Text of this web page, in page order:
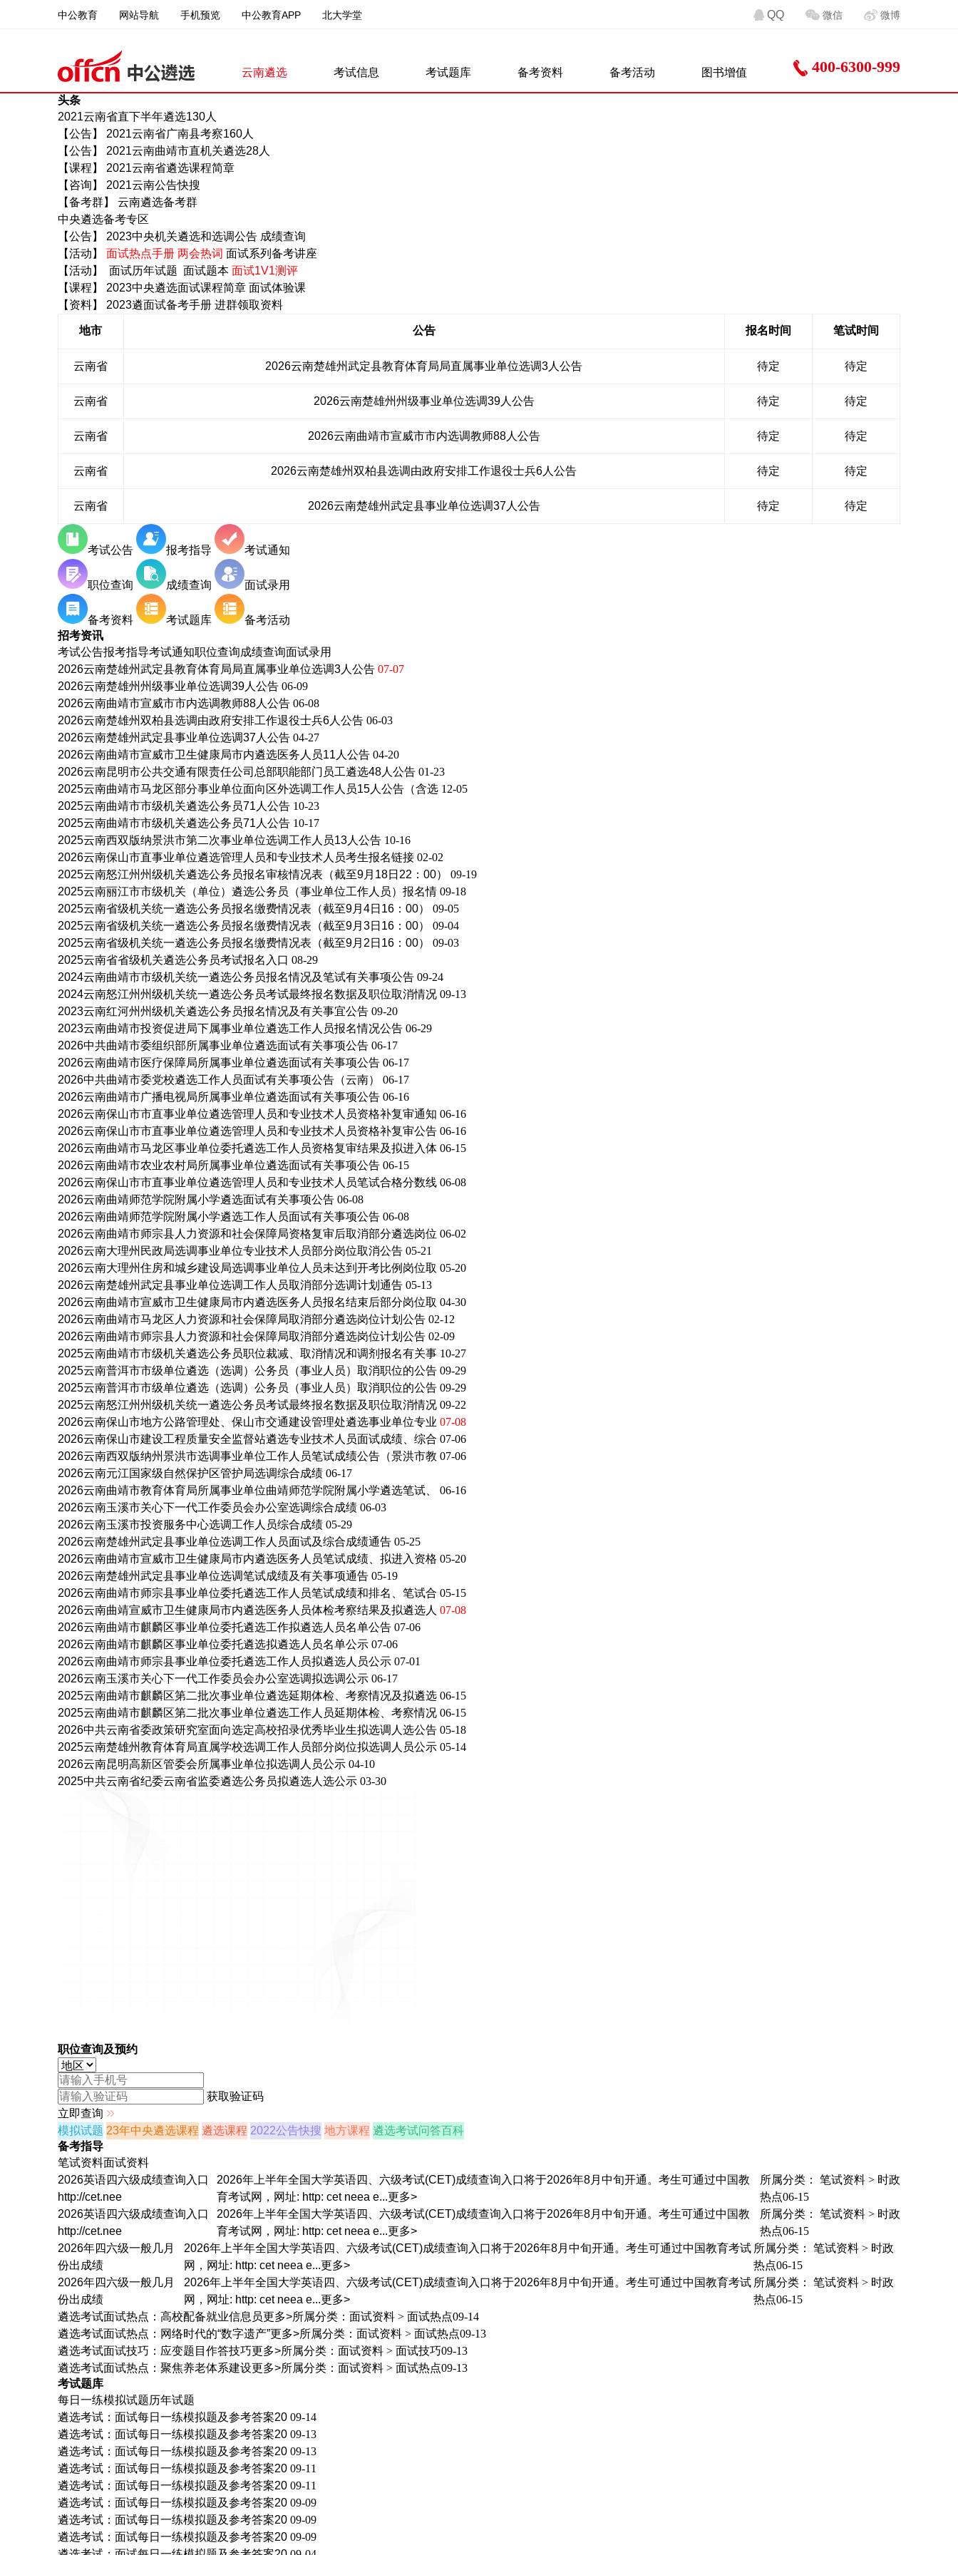
中公教育 网站导航 手机预览 中公教育APP 北大学堂 QQ 微信 微博
云南遴选 考试信息 考试题库 备考资料 备考活动 图书增值 400-6300-999
头条
2021云南省直下半年遴选130人
【公告】
2021云南省广南县考察160人
【公告】
2021云南曲靖市直机关遴选28人
【课程】
2021云南省遴选课程简章
【咨询】
2021云南公告快搜
【备考群】
云南遴选备考群
中央遴选备考专区
【公告】
2023中央机关遴选和选调公告成绩查询
【活动】
面试热点手册 两会热词 面试系列备考讲座
【活动】
面试历年试题 面试题本 面试1V1测评
【课程】
2023中央遴选面试课程简章 面试体验课
【资料】
2023遴面试备考手册 进群领取资料
地市 公告 报名时间 笔试时间
云南省 2026云南楚雄州武定县教育体育局局直属事业单位选调3人公告 待定 待定
云南省 2026云南楚雄州州级事业单位选调39人公告 待定 待定
云南省 2026云南曲靖市宣威市市内选调教师88人公告 待定 待定
云南省 2026云南楚雄州双柏县选调由政府安排工作退役士兵6人公告 待定 待定
云南省 2026云南楚雄州武定县事业单位选调37人公告 待定 待定
考试公告 报考指导 考试通知
职位查询 成绩查询 面试录用
备考资料 考试题库
备考活动
招考资讯
考试公告报考指导考试通知职位查询成绩查询面试录用
2026云南楚雄州武定县教育体育局局直属事业单位选调3人公告 07-07
2026云南楚雄州州级事业单位选调39人公告 06-09
2026云南曲靖市宣威市市内选调教师88人公告 06-08
2026云南楚雄州双柏县选调由政府安排工作退役士兵6人公告 06-03
2026云南楚雄州武定县事业单位选调37人公告 04-27
2026云南曲靖市宣威市卫生健康局市内遴选医务人员11人公告 04-20
2026云南昆明市公共交通有限责任公司总部职能部门员工遴选48人公告 01-23
2025云南曲靖市马龙区部分事业单位面向区外选调工作人员15人公告（含选 12-05
2025云南曲靖市市级机关遴选公务员71人公告 10-23
2025云南曲靖市市级机关遴选公务员71人公告 10-17
2025云南西双版纳景洪市第二次事业单位选调工作人员13人公告 10-16
2026云南保山市直事业单位遴选管理人员和专业技术人员考生报名链接 02-02
2025云南怒江州州级机关遴选公务员报名审核情况表（截至9月18日22：00）
09-19
2025云南丽江市市级机关（单位）遴选公务员（事业单位工作人员）报名情 09-18
2025云南省级机关统一遴选公务员报名缴费情况表（截至9月4日16：00）
09-05
2025云南省级机关统一遴选公务员报名缴费情况表（截至9月3日16：00）
09-04
2025云南省级机关统一遴选公务员报名缴费情况表（截至9月2日16：00）
09-03
2025云南省省级机关遴选公务员考试报名入口 08-29
2024云南曲靖市市级机关统一遴选公务员报名情况及笔试有关事项公告 09-24
2024云南怒江州州级机关统一遴选公务员考试最终报名数据及职位取消情况 09-13
2023云南红河州州级机关遴选公务员报名情况及有关事宜公告 09-20
2023云南曲靖市投资促进局下属事业单位遴选工作人员报名情况公告 06-29
2026中共曲靖市委组织部所属事业单位遴选面试有关事项公告 06-17
2026云南曲靖市医疗保障局所属事业单位遴选面试有关事项公告 06-17
2026中共曲靖市委党校遴选工作人员面试有关事项公告（云南）
06-17
2026云南曲靖市广播电视局所属事业单位遴选面试有关事项公告 06-16
2026云南保山市市直事业单位遴选管理人员和专业技术人员资格补复审通知 06-16
2026云南保山市市直事业单位遴选管理人员和专业技术人员资格补复审公告 06-16
2026云南曲靖市马龙区事业单位委托遴选工作人员资格复审结果及拟进入体 06-15
2026云南曲靖市农业农村局所属事业单位遴选面试有关事项公告 06-15
2026云南保山市市直事业单位遴选管理人员和专业技术人员笔试合格分数线 06-08
2026云南曲靖师范学院附属小学遴选面试有关事项公告 06-08
2026云南曲靖师范学院附属小学遴选工作人员面试有关事项公告 06-08
2026云南曲靖市师宗县人力资源和社会保障局资格复审后取消部分遴选岗位 06-02
2026云南大理州民政局选调事业单位专业技术人员部分岗位取消公告 05-21
2026云南大理州住房和城乡建设局选调事业单位人员未达到开考比例岗位取 05-20
2026云南楚雄州武定县事业单位选调工作人员取消部分选调计划通告 05-13
2026云南曲靖市宣威市卫生健康局市内遴选医务人员报名结束后部分岗位取 04-30
2026云南曲靖市马龙区人力资源和社会保障局取消部分遴选岗位计划公告 02-12
2026云南曲靖市师宗县人力资源和社会保障局取消部分遴选岗位计划公告 02-09
2025云南曲靖市市级机关遴选公务员职位裁减、取消情况和调剂报名有关事 10-27
2025云南普洱市市级单位遴选（选调）公务员（事业人员）取消职位的公告 09-29
2025云南普洱市市级单位遴选（选调）公务员（事业人员）取消职位的公告 09-29
2025云南怒江州州级机关统一遴选公务员考试最终报名数据及职位取消情况 09-22
2026云南保山市地方公路管理处、保山市交通建设管理处遴选事业单位专业 07-08
2026云南保山市建设工程质量安全监督站遴选专业技术人员面试成绩、综合 07-06
2026云南西双版纳州景洪市选调事业单位工作人员笔试成绩公告（景洪市教 07-06
2026云南元江国家级自然保护区管护局选调综合成绩 06-17
2026云南曲靖市教育体育局所属事业单位曲靖师范学院附属小学遴选笔试、
06-16
2026云南玉溪市关心下一代工作委员会办公室选调综合成绩 06-03
2026云南玉溪市投资服务中心选调工作人员综合成绩 05-29
2026云南楚雄州武定县事业单位选调工作人员面试及综合成绩通告 05-25
2026云南曲靖市宣威市卫生健康局市内遴选医务人员笔试成绩、拟进入资格 05-20
2026云南楚雄州武定县事业单位选调笔试成绩及有关事项通告 05-19
2026云南曲靖市师宗县事业单位委托遴选工作人员笔试成绩和排名、笔试合 05-15
2026云南曲靖宣威市卫生健康局市内遴选医务人员体检考察结果及拟遴选人 07-08
2026云南曲靖市麒麟区事业单位委托遴选工作拟遴选人员名单公告 07-06
2026云南曲靖市麒麟区事业单位委托遴选拟遴选人员名单公示 07-06
2026云南曲靖市师宗县事业单位委托遴选工作人员拟遴选人员公示 07-01
2026云南玉溪市关心下一代工作委员会办公室选调拟选调公示 06-17
2025云南曲靖市麒麟区第二批次事业单位遴选延期体检、考察情况及拟遴选 06-15
2025云南曲靖市麒麟区第二批次事业单位遴选工作人员延期体检、考察情况 06-15
2026中共云南省委政策研究室面向选定高校招录优秀毕业生拟选调人选公告 05-18
2025云南楚雄州教育体育局直属学校选调工作人员部分岗位拟选调人员公示 05-14
2026云南昆明高新区管委会所属事业单位拟选调人员公示 04-10
2025中共云南省纪委云南省监委遴选公务员拟遴选人选公示 03-30
职位查询及预约
获取验证码
立即查询
模拟试题 23年中央遴选课程 遴选课程 2022公告快搜 地方课程 遴选考试问答百科
备考指导
笔试资料面试资料
2026英语四六级成绩查询入口
http://cet.nee
2026年上半年全国大学英语四、六级考试(CET)成绩查询入口将于2026年8月中旬开通。考生可通过中国教
育考试网，网址: http: cet neea e...更多>
所属分类：笔试资料 > 时政
热点06-15
2026英语四六级成绩查询入口
http://cet.nee
2026年上半年全国大学英语四、六级考试(CET)成绩查询入口将于2026年8月中旬开通。考生可通过中国教
育考试网，网址: http: cet neea e...更多>
所属分类：笔试资料 > 时政
热点06-15
2026年四六级一般几月
份出成绩
2026年上半年全国大学英语四、六级考试(CET)成绩查询入口将于2026年8月中旬开通。考生可通过中国教育考试
网，网址: http: cet neea e...更多>
所属分类： 笔试资料> 时政
热点06-15
2026年四六级一般几月
份出成绩
2026年上半年全国大学英语四、六级考试(CET)成绩查询入口将于2026年8月中旬开通。考生可通过中国教育考试
网，网址: http: cet neea e...更多>
所属分类： 笔试资料> 时政
热点06-15
遴选考试面试热点：高校配备就业信息员更多>所属分类： 面试资料> 面试热点09-14
遴选考试面试热点：网络时代的“数字遗产”更多>所属分类： 面试资料> 面试热点09-13
遴选考试面试技巧：应变题目作答技巧更多>所属分类： 面试资料> 面试技巧09-13
遴选考试面试热点：聚焦养老体系建设更多>所属分类： 面试资料> 面试热点09-13
考试题库
每日一练模拟试题历年试题
遴选考试：面试每日一练模拟题及参考答案20 09-14
遴选考试：面试每日一练模拟题及参考答案20 09-13
遴选考试：面试每日一练模拟题及参考答案20 09-13
遴选考试：面试每日一练模拟题及参考答案20 09-11
遴选考试：面试每日一练模拟题及参考答案20 09-11
遴选考试：面试每日一练模拟题及参考答案20 09-09
遴选考试：面试每日一练模拟题及参考答案20 09-09
遴选考试：面试每日一练模拟题及参考答案20 09-09